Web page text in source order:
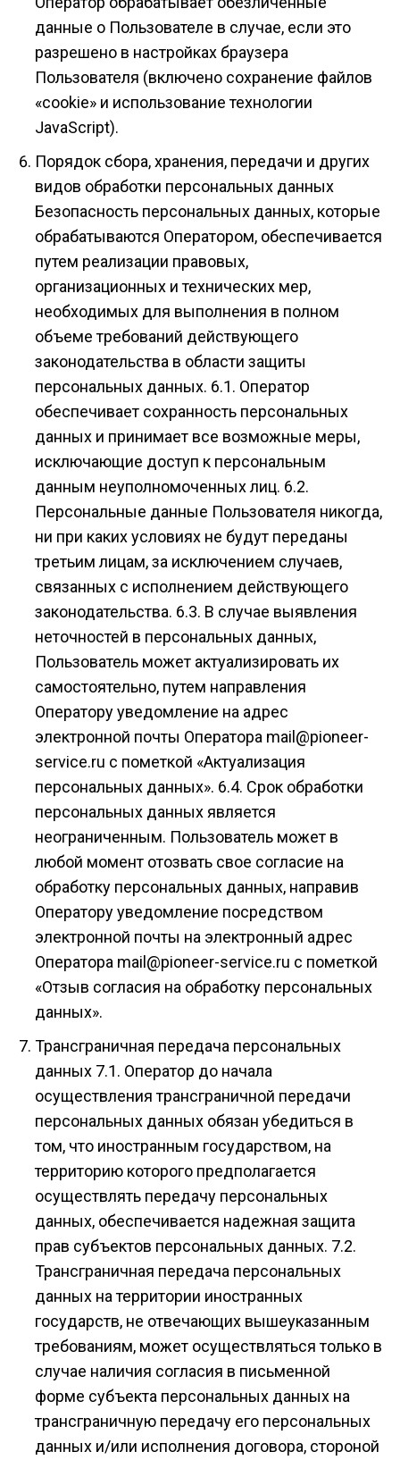
данные о Пользователе в случае, если это
разрешено в настройках браузера
Пользователя (включено сохранение файлов
«cookie» и использование технологии
JavaScript).
Порядок сбора, хранения, передачи и других
видов обработки персональных данных
Безопасность персональных данных, которые
обрабатываются Оператором, обеспечивается
путем реализации правовых,
организационных и технических мер,
необходимых для выполнения в полном
объеме требований действующего
законодательства в области защиты
персональных данных. 6.1. Оператор
обеспечивает сохранность персональных
данных и принимает все возможные меры,
исключающие доступ к персональным
данным неуполномоченных лиц. 6.2.
Персональные данные Пользователя никогда,
ни при каких условиях не будут переданы
третьим лицам, за исключением случаев,
связанных с исполнением действующего
законодательства. 6.3. В случае выявления
неточностей в персональных данных,
Пользователь может актуализировать их
самостоятельно, путем направления
Оператору уведомление на адрес
электронной почты Оператора mail@pioneer-
service.ru с пометкой «Актуализация
персональных данных». 6.4. Срок обработки
персональных данных является
неограниченным. Пользователь может в
любой момент отозвать свое согласие на
обработку персональных данных, направив
Оператору уведомление посредством
электронной почты на электронный адрес
Оператора mail@pioneer-service.ru с пометкой
«Отзыв согласия на обработку персональных
данных».
Трансграничная передача персональных
данных 7.1. Оператор до начала
осуществления трансграничной передачи
персональных данных обязан убедиться в
том, что иностранным государством, на
территорию которого предполагается
осуществлять передачу персональных
данных, обеспечивается надежная защита
прав субъектов персональных данных. 7.2.
Трансграничная передача персональных
данных на территории иностранных
государств, не отвечающих вышеуказанным
требованиям, может осуществляться только в
случае наличия согласия в письменной
форме субъекта персональных данных на
трансграничную передачу его персональных
данных и/или исполнения договора, стороной